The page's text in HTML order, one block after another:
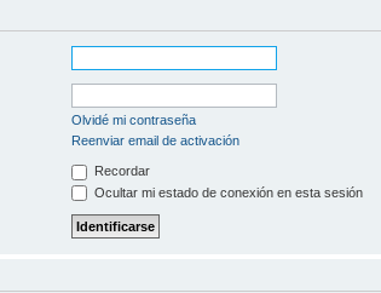
Olvidé mi contraseña
Reenviar email de activación
Recordar
Ocultar mi estado de conexión en esta sesión